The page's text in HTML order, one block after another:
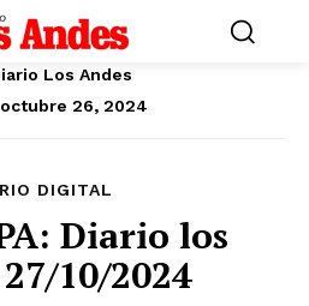
Los Andes
octubre 26, 2024
DIGITAL
Diario los
10/2024